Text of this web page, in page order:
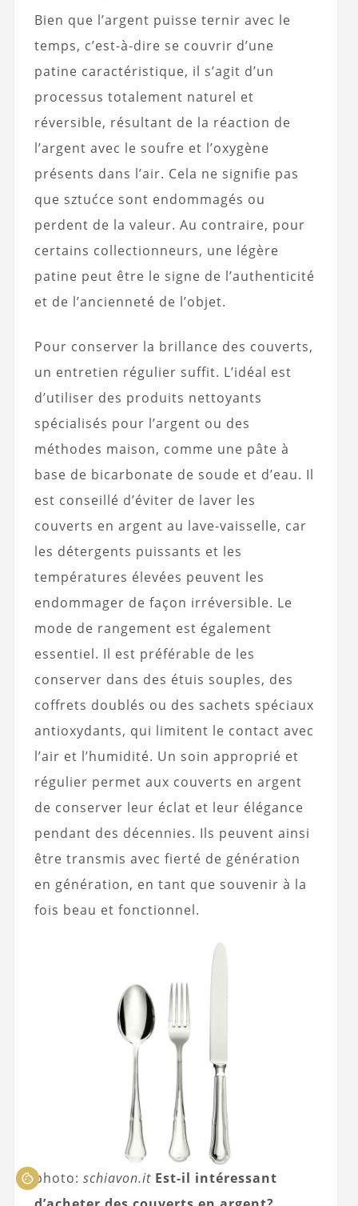
Bien que l’argent puisse ternir avec le
temps, c’est-à-dire se couvrir d’une
patine caractéristique, il s’agit d’un
processus totalement naturel et
réversible, résultant de la réaction de
l’argent avec le soufre et l’oxygène
présents dans l’air. Cela ne signifie pas
que sztućce sont endommagés ou
perdent de la valeur. Au contraire, pour
certains collectionneurs, une légère
patine peut être le signe de l’authenticité
et de l’ancienneté de l’objet.
Pour conserver la brillance des couverts,
un entretien régulier suffit. L’idéal est
d’utiliser des produits nettoyants
spécialisés pour l’argent ou des
méthodes maison, comme une pâte à
base de bicarbonate de soude et d’eau. Il
est conseillé d’éviter de laver les
couverts en argent au lave-vaisselle, car
les détergents puissants et les
températures élevées peuvent les
endommager de façon irréversible. Le
mode de rangement est également
essentiel. Il est préférable de les
conserver dans des étuis souples, des
coffrets doublés ou des sachets spéciaux
antioxydants, qui limitent le contact avec
l’air et l’humidité. Un soin approprié et
régulier permet aux couverts en argent
de conserver leur éclat et leur élégance
pendant des décennies. Ils peuvent ainsi
être transmis avec fierté de génération
en génération, en tant que souvenir à la
fois beau et fonctionnel.
photo: schiavon.it Est-il intéressant